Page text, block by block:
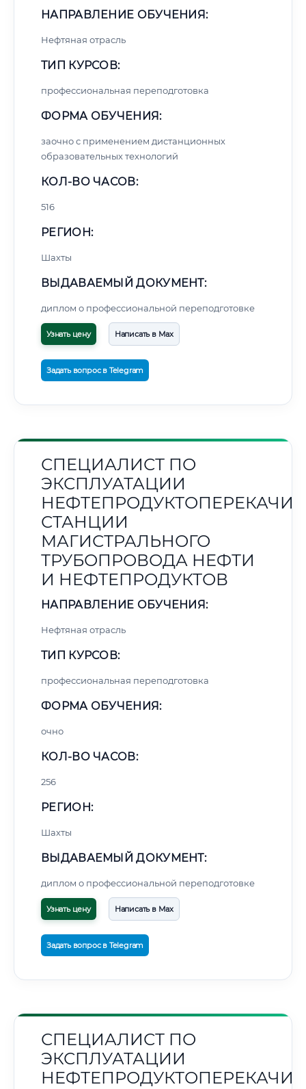
НАПРАВЛЕНИЕ ОБУЧЕНИЯ:
Нефтяная отрасль
ТИП КУРСОВ:
профессиональная переподготовка
ФОРМА ОБУЧЕНИЯ:
заочно с применением дистанционных
образовательных технологий
КОЛ-ВО ЧАСОВ:
516
РЕГИОН:
Шахты
ВЫДАВАЕМЫЙ ДОКУМЕНТ:
диплом о профессиональной переподготовке
Узнать цену Написать в Max
Задать вопрос в Telegram
СПЕЦИАЛИСТ ПО
ЭКСПЛУАТАЦИИ
СТАНЦИИ
МАГИСТРАЛЬНОГО
ТРУБОПРОВОДА НЕФТИ
И НЕФТЕПРОДУКТОВ
НАПРАВЛЕНИЕ ОБУЧЕНИЯ:
Нефтяная отрасль
ТИП КУРСОВ:
профессиональная переподготовка
ФОРМА ОБУЧЕНИЯ:
очно
КОЛ-ВО ЧАСОВ:
256
РЕГИОН:
Шахты
ВЫДАВАЕМЫЙ ДОКУМЕНТ:
диплом о профессиональной переподготовке
Узнать цену Написать в Max
Задать вопрос в Telegram
СПЕЦИАЛИСТ ПО
ЭКСПЛУАТАЦИИ